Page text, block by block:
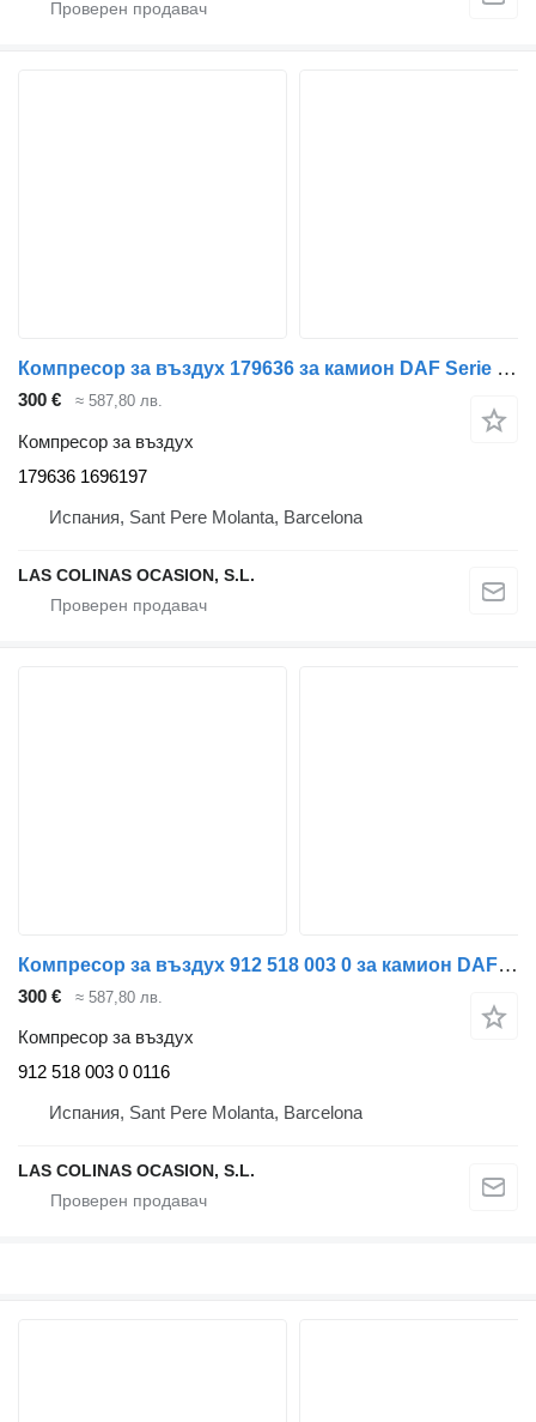
Компресор за въздух 179636 за камион DAF Serie XF105.XXX
300 € ≈ 587,80 лв.
Компресор за въздух
179636 1696197
Испания, Sant Pere Molanta, Barcelona
LAS COLINAS OCASION, S.L.
Компресор за въздух 912 518 003 0 за камион DAF Serie XF105.XXX
300 € ≈ 587,80 лв.
Компресор за въздух
912 518 003 0 0116
Испания, Sant Pere Molanta, Barcelona
LAS COLINAS OCASION, S.L.